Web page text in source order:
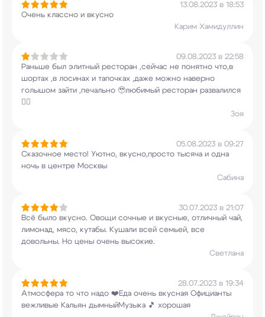
13.08.2023 в 18:53
Очень классно и вкусно
Карим Хамидуллин
09.08.2023 в 22:58
Раньше был элитный ресторан ,сейчас не понятно что,в
шортах ,в лосинах и тапочках ,даже можно наверно
голышом зайти ,печально 🥹любимый ресторан развалился
🤦‍♀️
Зоя
05.08.2023 в 09:27
Сказочное место! Уютно, вкусно,просто тысяча и одна
ночь в центре Москвы
Сабина
30.07.2023 в 21:07
Всё было вкусно. Овощи сочные и вкусные, отличный чай,
лимонад, мясо, кутабы. Кушали всей семьей, все
довольны. Но цены очень высокие.
Светлана
28.07.2023 в 19:34
Атмосфера то что надо ❤️Еда очень вкусная Официанты
вежливые Кальян дымныйМузыка 🎵 хорошая